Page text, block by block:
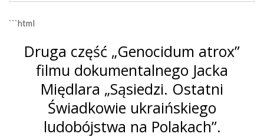
```html
Druga część „Genocidum atrox”
filmu dokumentalnego Jacka
Międlara „Sąsiedzi. Ostatni
Świadkowie ukraińskiego
ludobójstwa na Polakach”.